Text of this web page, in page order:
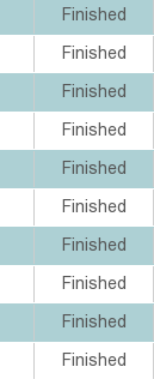
Finished
Finished
Finished
Finished
Finished
Finished
Finished
Finished
Finished
Finished